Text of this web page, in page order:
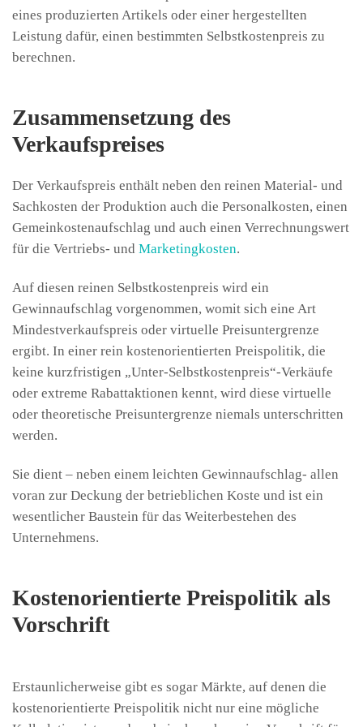
eines produzierten Artikels oder einer hergestellten
Leistung dafür, einen bestimmten Selbstkostenpreis zu
berechnen.
Zusammensetzung des
Verkaufspreises
Der Verkaufspreis enthält neben den reinen Material- und
Sachkosten der Produktion auch die Personalkosten, einen
Gemeinkostenaufschlag und auch einen Verrechnungswert
für die Vertriebs- und Marketingkosten.
Auf diesen reinen Selbstkostenpreis wird ein
Gewinnaufschlag vorgenommen, womit sich eine Art
Mindestverkaufspreis oder virtuelle Preisuntergrenze
ergibt. In einer rein kostenorientierten Preispolitik, die
keine kurzfristigen „Unter-Selbstkostenpreis“-Verkäufe
oder extreme Rabattaktionen kennt, wird diese virtuelle
oder theoretische Preisuntergrenze niemals unterschritten
werden.
Sie dient – neben einem leichten Gewinnaufschlag- allen
voran zur Deckung der betrieblichen Koste und ist ein
wesentlicher Baustein für das Weiterbestehen des
Unternehmens.
Kostenorientierte Preispolitik als
Vorschrift
Erstaunlicherweise gibt es sogar Märkte, auf denen die
kostenorientierte Preispolitik nicht nur eine mögliche